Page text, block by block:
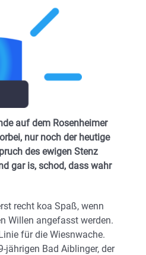
auf dem Rosenheimer
nur noch der heutige
des ewigen Stenz
gar is, schod, dass wahr
recht koa Spaß, wenn
Willen angefasst werden.
für die Wiesnwache.
jährigen Bad Aiblinger, der